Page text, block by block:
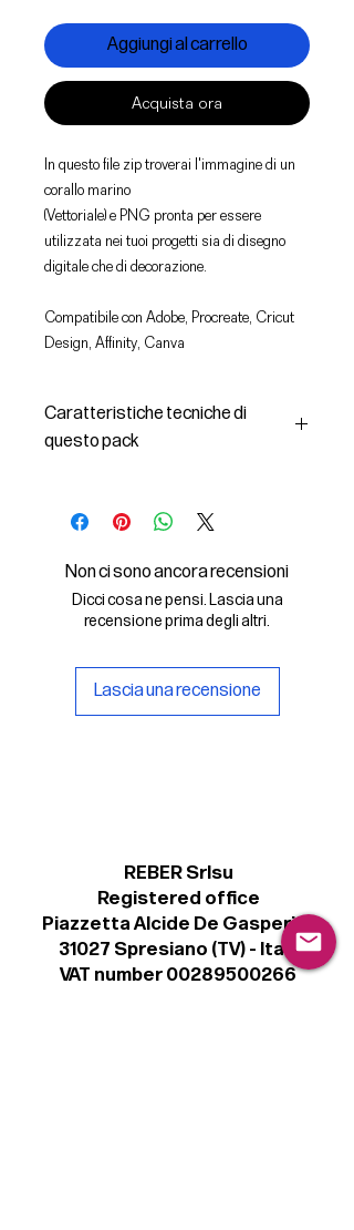
Aggiungi al carrello
Acquista ora
In questo file zip troverai l'immagine di un
corallo marino
(Vettoriale) e PNG pronta per essere
utilizzata nei tuoi progetti sia di disegno
digitale che di decorazione.
Compatibile con Adobe, Procreate, Cricut
Design, Affinity, Canva
Caratteristiche tecniche di
questo pack
- le immagini descritte in formato
- la licenza d'uso delle grafiche
Il File SVG è compatibile con Adobe,
Cricut Design, Cricut
Procreate e Affinity
Non ci sono ancora recensioni
Dicci cosa ne pensi. Lascia una
recensione prima degli altri.
Lascia una recensione
REBER Srlsu
Registered office
Piazzetta Alcide De Gasperi, 3
31027 Spresiano (TV) - Italy
VAT number 00289500266